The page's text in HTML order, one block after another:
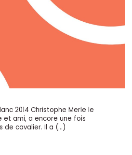
2014 Christophe Merle le
et ami, a encore une fois
de cavalier. Il a (…)